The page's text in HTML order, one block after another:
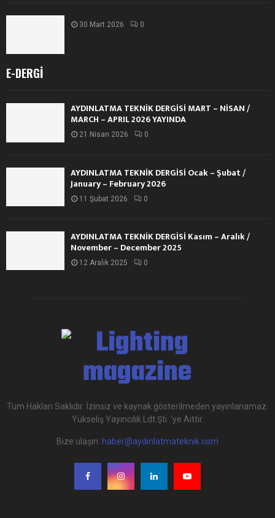
30 Mart 2026 0
E-DERGI
AYDINLATMA TEKNİK DERGİSİ MART – NİSAN /
MARCH – APRIL 2026 YAYINDA
21 Nisan 2026 0
AYDINLATMA TEKNİK DERGİSİ Ocak – Şubat /
January – February 2026
11 Şubat 2026 0
AYDINLATMA TEKNİK DERGİSİ Kasım – Aralık /
November – December 2025
12 Aralık 2025 0
Tüm Hakları Saklıdır. İzinsiz ve kaynak gösterilmeden yayınlanamaz.
Yükseliş Yayıncılık Ldt.Şti. 'ye Aittir.
Bize ulaşın: haber@aydinlatmateknik.com